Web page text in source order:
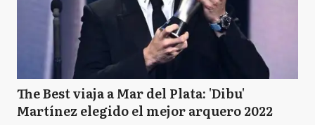
The Best viaja a Mar del Plata: 'Dibu'
Martínez elegido el mejor arquero 2022